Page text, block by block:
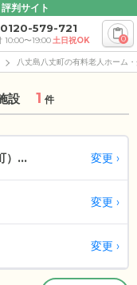
判サイト
0120-579-721
10:00〜19:00土日祝OK 0
八丈島八丈町の有料老人ホーム
設 1 件
）... 変更
変更
変更